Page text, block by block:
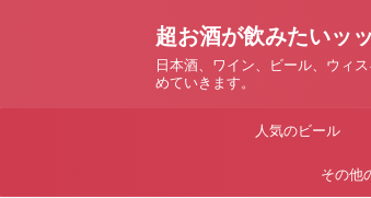
超お酒が飲みたいッ
日本酒、ワイン、ビール、ウィ
めていきます。
人気のビール
その他